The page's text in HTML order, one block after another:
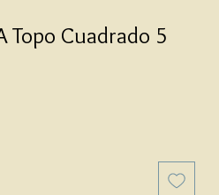
Topo Cuadrado 5